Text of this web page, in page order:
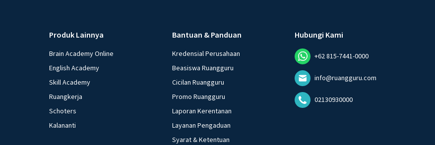
Produk Lainnya
Brain Academy Online
English Academy
Skill Academy
Ruangkerja
Schoters
Kalananti
Bantuan & Panduan
Kredensial Perusahaan
Beasiswa Ruangguru
Cicilan Ruangguru
Promo Ruangguru
Laporan Kerentanan
Layanan Pengaduan
Syarat & Ketentuan
Hubungi Kami
+62 815-7441-0000
info@ruangguru.com
02130930000